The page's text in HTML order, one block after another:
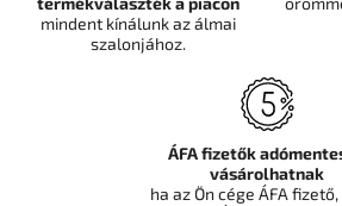
mindent kínálunk az álmai
szalonjához.
ÁFA fizetők
vásárolhatnak
ha az Ön cége ÁFA